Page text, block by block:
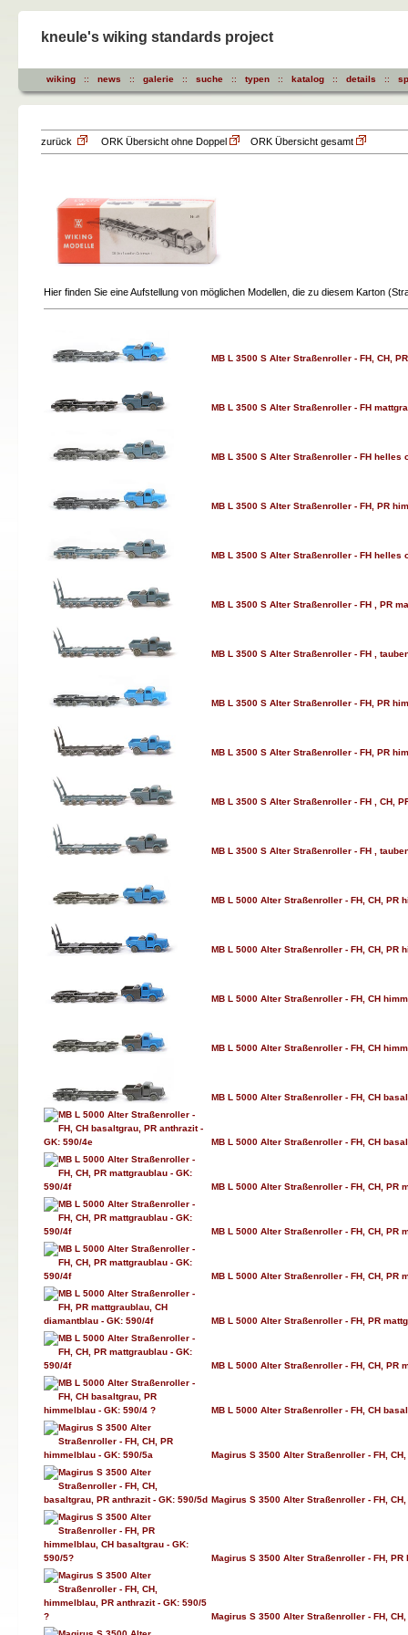
kneule's wiking standards project
wiking :: news :: galerie :: suche :: typen :: katalog :: details ::
zurück ORK Übersicht ohne Doppel ORK Übersicht gesamt
Hier finden Sie eine Aufstellung von möglichen Modellen, die zu diesem Karton
MB L 3500 S Alter Straßenroller - FH, CH,
MB L 3500 S Alter Straßenroller - FH
MB L 3500 S Alter Straßenroller - FH helles
MB L 3500 S Alter Straßenroller - FH, PR
MB L 3500 S Alter Straßenroller - FH helles
MB L 3500 S Alter Straßenroller - FH , PR
MB L 3500 S Alter Straßenroller - FH ,
MB L 3500 S Alter Straßenroller - FH, PR
MB L 3500 S Alter Straßenroller - FH, PR
MB L 3500 S Alter Straßenroller - FH , CH,
MB L 3500 S Alter Straßenroller - FH ,
MB L 5000 Alter Straßenroller - FH, CH, PR
MB L 5000 Alter Straßenroller - FH, CH, PR
MB L 5000 Alter Straßenroller - FH, CH
MB L 5000 Alter Straßenroller - FH, CH
MB L 5000 Alter Straßenroller - FH, CH
MB L 5000 Alter Straßenroller - FH, CH
MB L 5000 Alter Straßenroller - FH, CH, PR
MB L 5000 Alter Straßenroller - FH, CH, PR
MB L 5000 Alter Straßenroller - FH, CH, PR
MB L 5000 Alter Straßenroller - FH, PR
MB L 5000 Alter Straßenroller - FH, CH, PR
MB L 5000 Alter Straßenroller - FH, CH
Magirus S 3500 Alter Straßenroller - FH,
Magirus S 3500 Alter Straßenroller - FH,
Magirus S 3500 Alter Straßenroller - FH,
Magirus S 3500 Alter Straßenroller - FH,